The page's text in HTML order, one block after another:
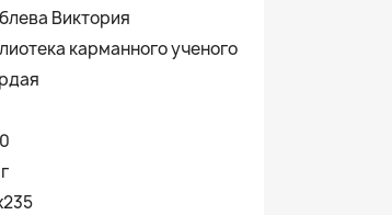
Виктория
карманного ученого